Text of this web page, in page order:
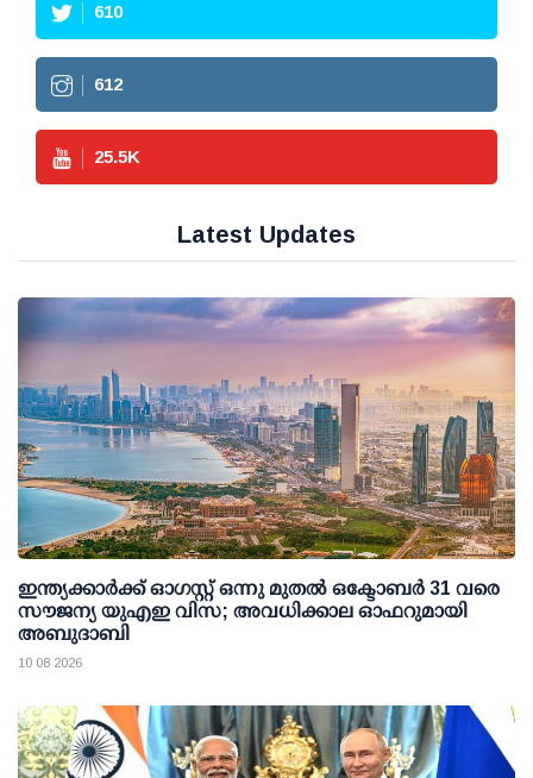
610
612
25.5K
Latest Updates
ഇന്ത്യക്കാര്‍ക്ക് ഓഗസ്റ്റ് ഒന്നു മുതല്‍ ഒക്ടോബര്‍ 31 വരെ
സൗജന്യ യുഎഇ വിസ; അവധിക്കാല ഓഫറുമായി
അബുദാബി
10 08 2026